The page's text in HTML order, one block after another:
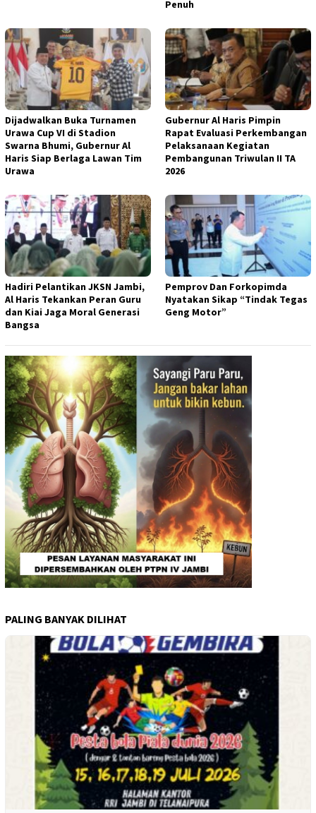
Penuh
Dijadwalkan Buka Turnamen
Urawa Cup VI di Stadion
Swarna Bhumi, Gubernur Al
Haris Siap Berlaga Lawan Tim
Urawa
Gubernur Al Haris Pimpin
Rapat Evaluasi Perkembangan
Pelaksanaan Kegiatan
Pembangunan Triwulan II TA
2026
Hadiri Pelantikan JKSN Jambi,
Al Haris Tekankan Peran Guru
dan Kiai Jaga Moral Generasi
Bangsa
Pemprov Dan Forkopimda
Nyatakan Sikap “Tindak Tegas
Geng Motor”
PALING BANYAK DILIHAT